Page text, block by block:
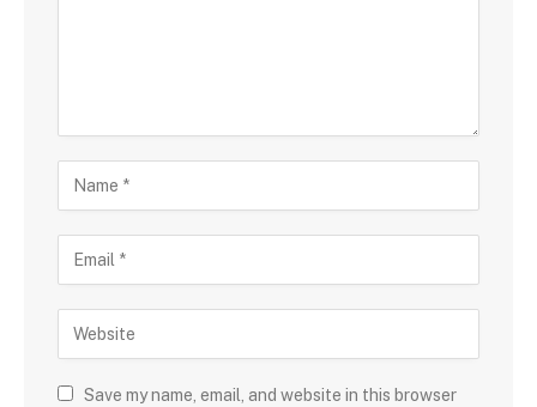
Save my name, email, and website in this browser